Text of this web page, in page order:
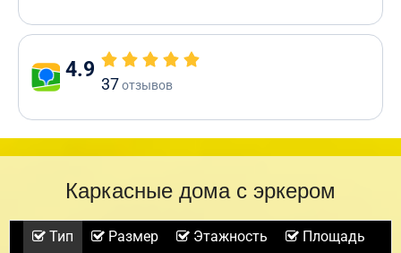
4.9
37отзывов
Каркасные дома с эркером
Тип Размер Этажность
Площадь